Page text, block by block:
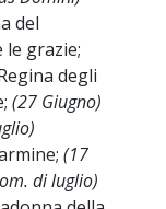
del
grazie;
degli
(27 Giugno)
(17
di luglio)